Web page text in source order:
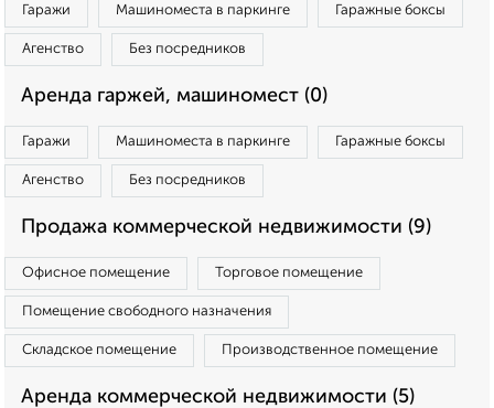
Гаражи Машиноместа в паркинге Гаражные боксы
Агенство Без посредников
Аренда гаржей, машиномест (0)
Гаражи Машиноместа в паркинге Гаражные боксы
Агенство Без посредников
Продажа коммерческой недвижимости (9)
Офисное помещение Торговое помещение
Помещение свободного назначения
Складское помещение Производственное помещение
Аренда коммерческой недвижимости (5)